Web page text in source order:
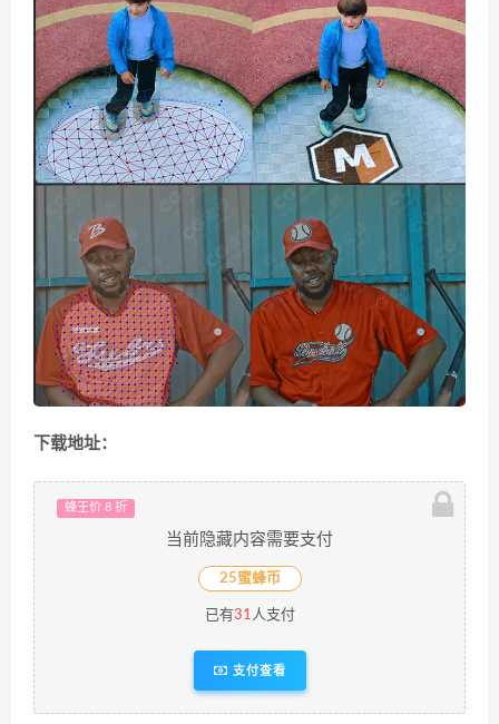
下载地址：
蜂王价 8 折
当前隐藏内容需要支付
25蜜蜂币
已有31人支付
支付查看